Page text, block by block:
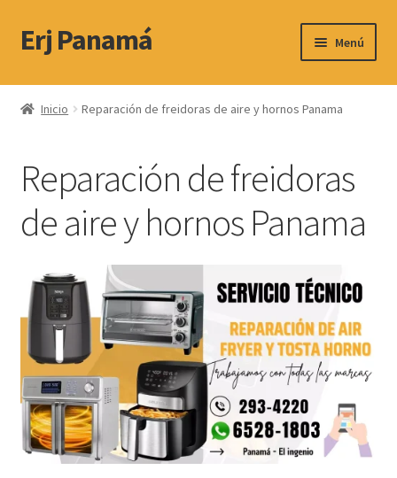
Ir
a
navegación
Ir
al
Erj Panamá Menú
Servicio Técnico
Contactos y Horario
Ubicacion
Inicio Reparación de freidoras de aire y hornos Panama
Reparación de freidoras
de aire y hornos Panama